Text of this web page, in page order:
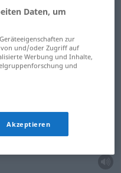
Daten, um
zur
und/oder Zugriff auf
Werbung und Inhalte,
und
Akzeptieren